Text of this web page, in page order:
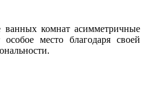
ванных комнат асимметричные
место благодаря своей